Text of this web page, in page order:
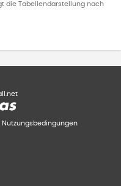
die Tabellendarstellung nach
Nutzungsbedingungen